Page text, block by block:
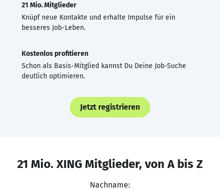
21 Mio. Mitglieder
Knüpf neue Kontakte und erhalte Impulse für ein
besseres Job-Leben.
Kostenlos profitieren
Schon als Basis-Mitglied kannst Du Deine Job-Suche
deutlich optimieren.
Jetzt registrieren
21 Mio. XING Mitglieder, von A bis Z
Nachname: